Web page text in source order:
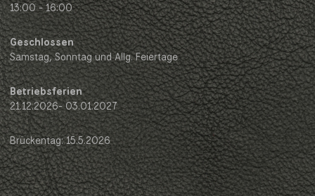
13:00 - 16:00
Geschlossen
Samstag, Sonntag und Allg. Feiertage
Betriebsferien
21.12.2026- 03.01.2027
Brückentag: 15.5.2026